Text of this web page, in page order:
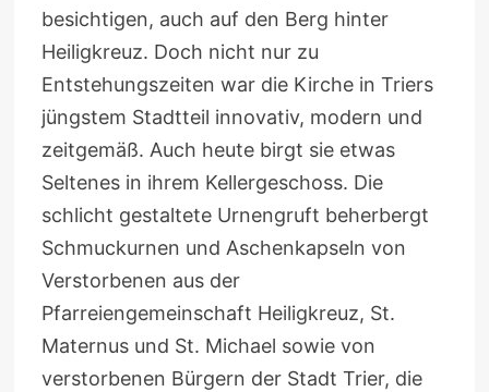
besichtigen, auch auf den Berg hinter
Heiligkreuz. Doch nicht nur zu
Entstehungszeiten war die Kirche in Triers
jüngstem Stadtteil innovativ, modern und
zeitgemäß. Auch heute birgt sie etwas
Seltenes in ihrem Kellergeschoss. Die
schlicht gestaltete Urnengruft beherbergt
Schmuckurnen und Aschenkapseln von
Verstorbenen aus der
Pfarreiengemeinschaft Heiligkreuz, St.
Maternus und St. Michael sowie von
verstorbenen Bürgern der Stadt Trier, die